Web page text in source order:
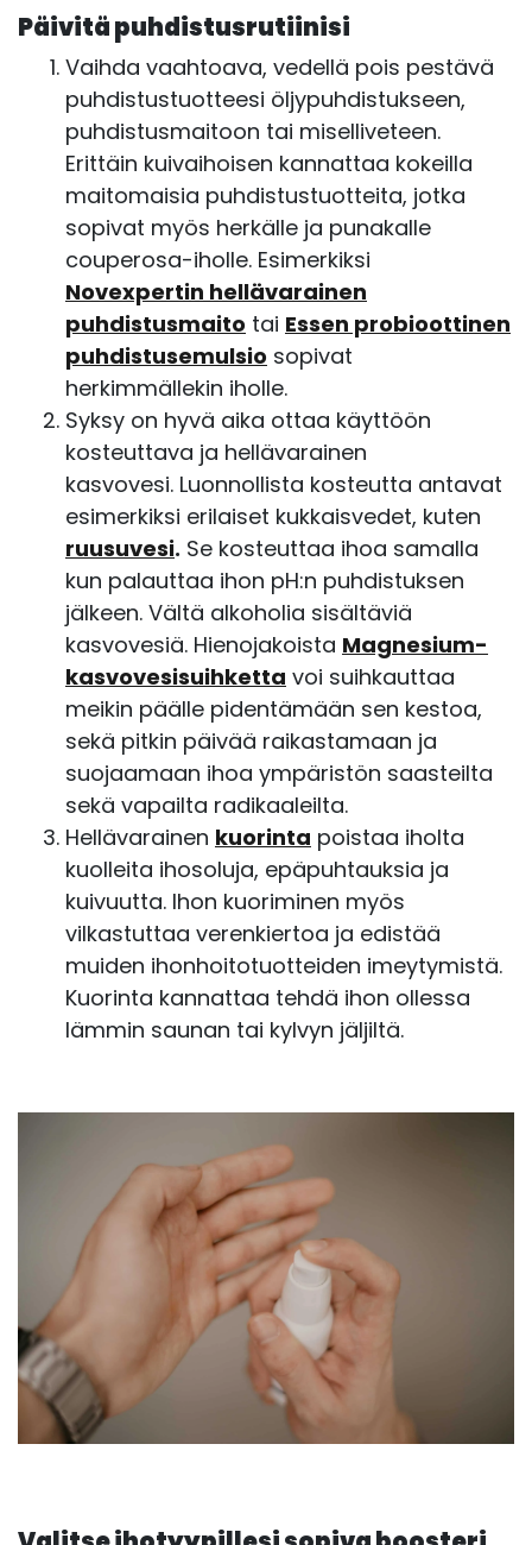
Päivitä puhdistusrutiinisi
Vaihda vaahtoava, vedellä pois pestävä
puhdistustuotteesi öljypuhdistukseen,
puhdistusmaitoon tai miselliveteen.
Erittäin kuivaihoisen kannattaa kokeilla
maitomaisia puhdistustuotteita, jotka
sopivat myös herkälle ja punakalle
couperosa-iholle. Esimerkiksi
Novexpertin hellävarainen
puhdistusmaito tai Essen probioottinen
puhdistusemulsio sopivat
herkimmällekin iholle.
Syksy on hyvä aika ottaa käyttöön
kosteuttava ja hellävarainen
kasvovesi. Luonnollista kosteutta antavat
esimerkiksi erilaiset kukkaisvedet, kuten
ruusuvesi. Se kosteuttaa ihoa samalla
kun palauttaa ihon pH:n puhdistuksen
jälkeen. Vältä alkoholia sisältäviä
kasvovesiä. Hienojakoista Magnesium-
kasvovesisuihketta voi suihkauttaa
meikin päälle pidentämään sen kestoa,
sekä pitkin päivää raikastamaan ja
suojaamaan ihoa ympäristön saasteilta
sekä vapailta radikaaleilta.
Hellävarainen kuorinta poistaa iholta
kuolleita ihosoluja, epäpuhtauksia ja
kuivuutta. Ihon kuoriminen myös
vilkastuttaa verenkiertoa ja edistää
muiden ihonhoitotuotteiden imeytymistä.
Kuorinta kannattaa tehdä ihon ollessa
lämmin saunan tai kylvyn jäljiltä.